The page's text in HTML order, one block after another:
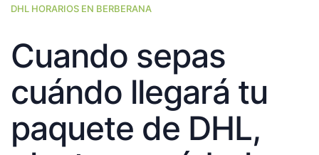
DHL HORARIOS EN BERBERANA
Cuando sepas
cuándo llegará tu
paquete de DHL,